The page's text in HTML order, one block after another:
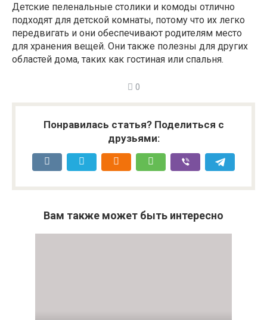
Детские пеленальные столики и комоды отлично
подходят для детской комнаты, потому что их легко
передвигать и они обеспечивают родителям место
для хранения вещей. Они также полезны для других
областей дома, таких как гостиная или спальня.
0
Понравилась статья? Поделиться с
друзьями:
Вам также может быть интересно